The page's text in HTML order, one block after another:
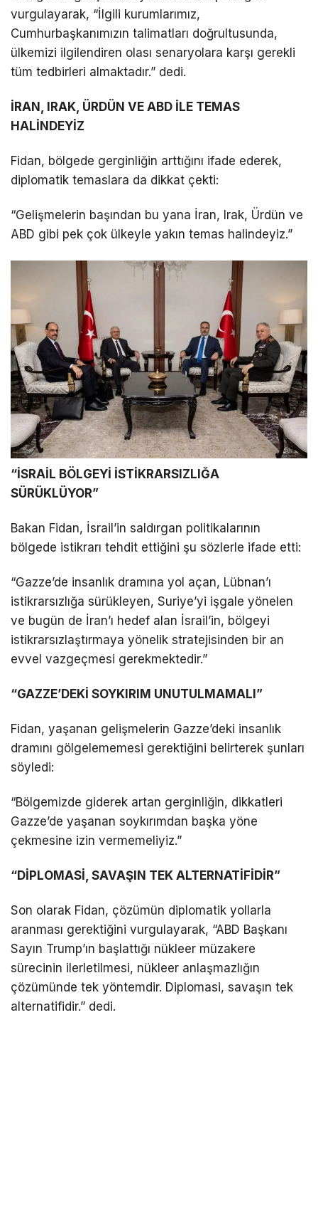
vurgulayarak, “İlgili kurumlarımız,
Cumhurbaşkanımızın talimatları doğrultusunda,
ülkemizi ilgilendiren olası senaryolara karşı gerekli
tüm tedbirleri almaktadır.” dedi.
İRAN, IRAK, ÜRDÜN VE ABD İLE TEMAS
HALİNDEYİZ
Fidan, bölgede gerginliğin arttığını ifade ederek,
diplomatik temaslara da dikkat çekti:
“Gelişmelerin başından bu yana İran, Irak, Ürdün ve
ABD gibi pek çok ülkeyle yakın temas halindeyiz.”
“İSRAİL BÖLGEYİ İSTİKRARSIZLIĞA
SÜRÜKLÜYOR”
Bakan Fidan, İsrail’in saldırgan politikalarının
bölgede istikrarı tehdit ettiğini şu sözlerle ifade etti:
“Gazze’de insanlık dramına yol açan, Lübnan’ı
istikrarsızlığa sürükleyen, Suriye’yi işgale yönelen
ve bugün de İran’ı hedef alan İsrail’in, bölgeyi
istikrarsızlaştırmaya yönelik stratejisinden bir an
evvel vazgeçmesi gerekmektedir.”
“GAZZE’DEKİ SOYKIRIM UNUTULMAMALI”
Fidan, yaşanan gelişmelerin Gazze’deki insanlık
dramını gölgelememesi gerektiğini belirterek şunları
söyledi:
“Bölgemizde giderek artan gerginliğin, dikkatleri
Gazze’de yaşanan soykırımdan başka yöne
çekmesine izin vermemeliyiz.”
“DİPLOMASİ, SAVAŞIN TEK ALTERNATİFİDİR”
Son olarak Fidan, çözümün diplomatik yollarla
aranması gerektiğini vurgulayarak, “ABD Başkanı
Sayın Trump’ın başlattığı nükleer müzakere
sürecinin ilerletilmesi, nükleer anlaşmazlığın
çözümünde tek yöntemdir. Diplomasi, savaşın tek
alternatifidir.” dedi.